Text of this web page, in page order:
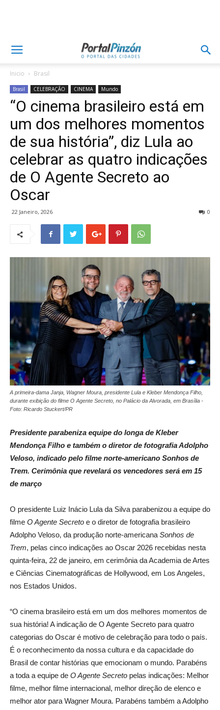
Inicio Brasil
Brasil CELEBRAÇÃO CINEMA Mundo
“O cinema brasileiro está em
um dos melhores momentos
de sua história”, diz Lula ao
celebrar as quatro indicações
de O Agente Secreto ao
Oscar
22 Janeiro, 2026 0
A primeira-dama Janja, Wagner Moura, presidente Lula e Kleber Mendonça Filho,
durante exibição do filme O Agente Secreto, no Palácio da Alvorada, em Brasília -
Foto: Ricardo Stuckert/PR
Presidente parabeniza equipe do longa de Kleber
Mendonça Filho e também o diretor de fotografia Adolpho
Veloso, indicado pelo filme norte-americano Sonhos de
Trem. Cerimônia que revelará os vencedores será em 15
de março
O presidente Luiz Inácio Lula da Silva parabenizou a equipe do
filme O Agente Secreto e o diretor de fotografia brasileiro
Adolpho Veloso, da produção norte-americana Sonhos de
Trem, pelas cinco indicações ao Oscar 2026 recebidas nesta
quinta-feira, 22 de janeiro, em cerimônia da Academia de Artes
e Ciências Cinematográficas de Hollywood, em Los Angeles,
nos Estados Unidos.
“O cinema brasileiro está em um dos melhores momentos de
sua história! A indicação de O Agente Secreto para quatro
categorias do Oscar é motivo de celebração para todo o país.
É o reconhecimento da nossa cultura e da capacidade do
Brasil de contar histórias que emocionam o mundo. Parabéns
a toda a equipe de O Agente Secreto pelas indicações: Melhor
filme, melhor filme internacional, melhor direção de elenco e
melhor ator para Wagner Moura. Parabéns também a Adolpho